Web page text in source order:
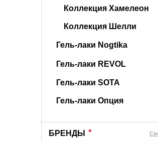
Коллекция Хамелеон
Коллекция Шелли
Гель-лаки Nogtika
Гель-лаки REVOL
Гель-лаки SOTA
Гель-лаки Опция
БРЕНДЫ